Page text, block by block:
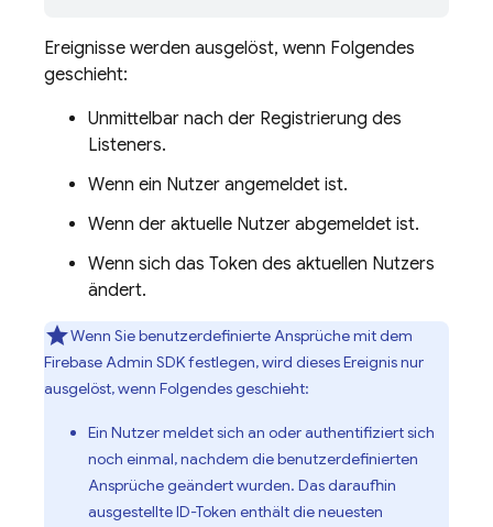
Ereignisse werden ausgelöst, wenn Folgendes
geschieht:
Unmittelbar nach der Registrierung des
Listeners.
Wenn ein Nutzer angemeldet ist.
Wenn der aktuelle Nutzer abgemeldet ist.
Wenn sich das Token des aktuellen Nutzers
ändert.
Wenn Sie benutzerdefinierte Ansprüche mit dem
Firebase Admin SDK festlegen, wird dieses Ereignis nur
ausgelöst, wenn Folgendes geschieht:
Ein Nutzer meldet sich an oder authentifiziert sich
noch einmal, nachdem die benutzerdefinierten
Ansprüche geändert wurden. Das daraufhin
ausgestellte ID-Token enthält die neuesten